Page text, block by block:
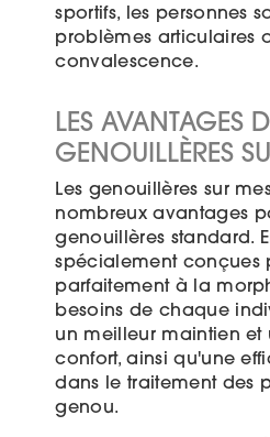
sportifs, les personnes
problèmes articulaires
convalescence.
LES AVANTAGES
GENOUILLÈRES
Les genouillères sur
nombreux avantages
genouillères standard.
spécialement conçues
parfaitement à la
besoins de chaque
un meilleur maintien et
confort, ainsi qu'une
dans le traitement des
genou.